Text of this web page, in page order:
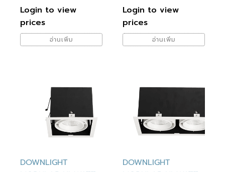
Login to view
prices
อ่านเพิ่ม
Login to view
prices
อ่านเพิ่ม
DOWNLIGHT
DOWNLIGHT